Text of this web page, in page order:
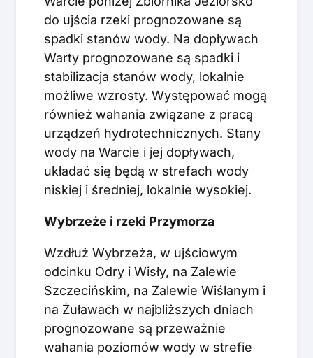
do ujścia rzeki prognozowane są
spadki stanów wody. Na dopływach
Warty prognozowane są spadki i
stabilizacja stanów wody, lokalnie
możliwe wzrosty. Występować mogą
również wahania związane z pracą
urządzeń hydrotechnicznych. Stany
wody na Warcie i jej dopływach,
układać się będą w strefach wody
niskiej i średniej, lokalnie wysokiej.
Wybrzeże i rzeki Przymorza
Wzdłuż Wybrzeża, w ujściowym
odcinku Odry i Wisły, na Zalewie
Szczecińskim, na Zalewie Wiślanym i
na Żuławach w najbliższych dniach
prognozowane są przeważnie
wahania poziomów wody w strefie